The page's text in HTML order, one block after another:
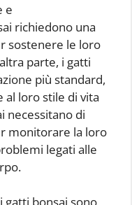
e
richiedono una
sostenere le loro
parte, i gatti
più standard,
al loro stile di vita
necessitano di
monitorare la loro
legati alle